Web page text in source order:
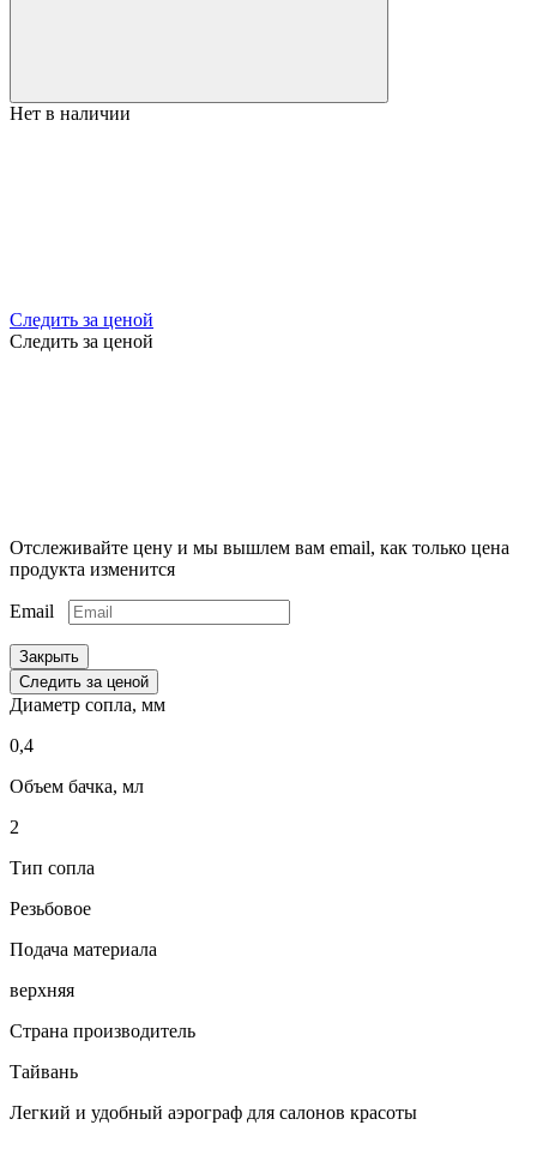
Нет в наличии
Следить за ценой
Следить за ценой
Отслеживайте цену и мы вышлем вам email, как только цена
продукта изменится
Email
Закрыть
Следить за ценой
Диаметр сопла, мм
0,4
Объем бачка, мл
2
Тип сопла
Резьбовое
Подача материала
верхняя
Страна производитель
Тайвань
Легкий и удобный аэрограф для салонов красоты